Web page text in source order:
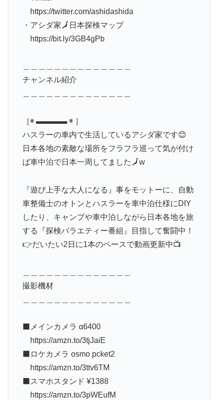
https://twitter.com/ashidashida
・アシダ家🗾日本探検マップ
https://bit.ly/3GB4gPb
チャンネル紹介
［◉ ▬▬▬▬ ◉ ］
ハスラーの車内で生活しているアシダ家です😊
日本各地の素敵な場所をフラフラ巡って気が付け
ば車中泊で日本一周してました🗾w
『遊び上手な大人になる』事をモットーに、自動
車整備士のオトンとハスラーを車中泊仕様にDIY
したり、キャンプや車中泊しながら日本各地を旅
する『探検バラエティー番組』目指して奮闘中！
👉だいたい2日に1本のペースで動画更新中📺
撮影機材
⬛メインカメラ α6400
https://amzn.to/3tjJaiE
⬛ロケカメラ osmo pcket2
https://amzn.to/3ttv6TM
⬛スマホスタンド ¥1388
https://amzn.to/3pWEufM